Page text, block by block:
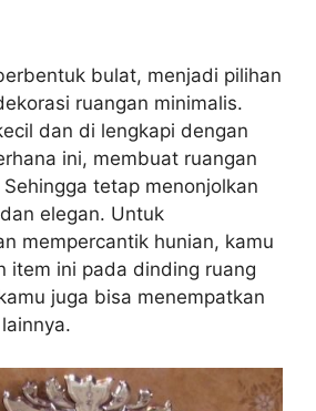
bulat, menjadi pilihan
ruangan minimalis.
dan di lengkapi dengan
ini, membuat ruangan
tetap menonjolkan
elegan. Untuk
mempercantik hunian, kamu
item ini pada dinding ruang
juga bisa menempatkan